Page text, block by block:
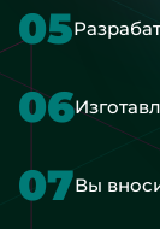
05
06
07Вы